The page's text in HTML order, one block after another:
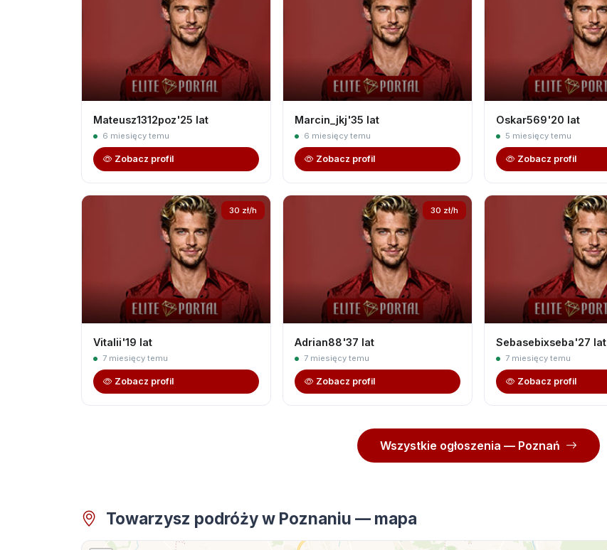
Mateusz1312poz'25 lat
6 miesięcy temu
Zobacz profil
Marcin_jkj'35 lat
6 miesięcy temu
Zobacz profil
Oskar569'20 lat
5 miesięcy temu
Zobacz profil
30 zł/h
Vitalii'19 lat
7 miesięcy temu
Zobacz profil
30 zł/h
Adrian88'37 lat
7 miesięcy temu
Zobacz profil
Sebasebixseba'27 lat
7 miesięcy temu
Zobacz profil
Wszystkie ogłoszenia — Poznań
Towarzysz podróży w Poznaniu — mapa